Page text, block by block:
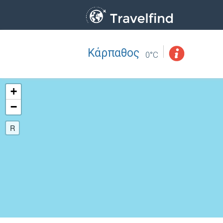
Κάρπαθος 0°C
ΒΡΕΙΤΕ
+
−
R